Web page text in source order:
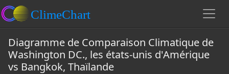
Diagramme de Comparaison Climatique de
Washington DC., les états-unis d'Amérique
vs Bangkok, Thaïlande